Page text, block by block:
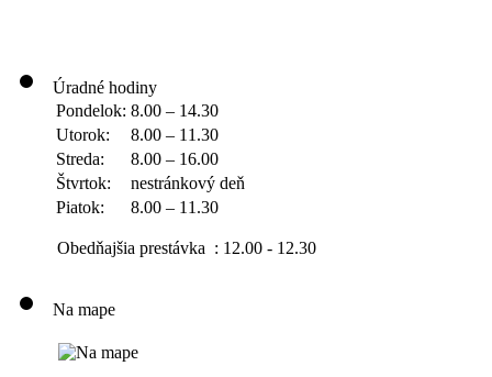
Úradné hodiny
Pondelok: 8.00 – 14.30
Utorok:
8.00 – 11.30
Streda:
8.00 – 16.00
Štvrtok:
nestránkový deň
Piatok:
8.00 – 11.30
Obedňajšia prestávka : 12.00 - 12.30
Na mape